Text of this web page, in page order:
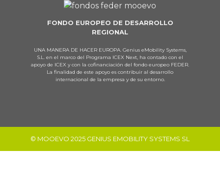
FONDO EUROPEO DE DESARROLLO
REGIONAL
UNA MANERA DE HACER EUROPA. Genius eMobility Systems,
S.L. en el marco del Programa ICEX Next, ha contado con el
apoyo de ICEX y con la cofinanciación del fondo europeo FEDER.
La finalidad de este apoyo es contribuir al desarrollo
internacional de la empresa y de su entorno.
© MOOEVO 2025 GENIUS EMOBILITY SYSTEMS SL